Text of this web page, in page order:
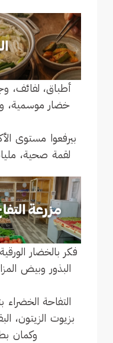
أطباق، لفائف،
خضار موسمية،
بيرفعوا مستوى
لقمة صحية،
فكر بالخضار
البذور وبيض
التفاحة
بزيوت الزيتون،
وكمان